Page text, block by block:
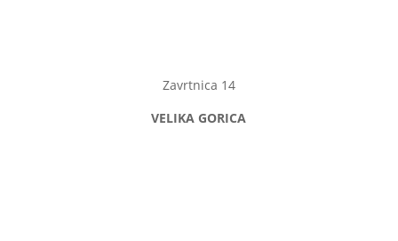
Zavrtnica 14
VELIKA GORICA